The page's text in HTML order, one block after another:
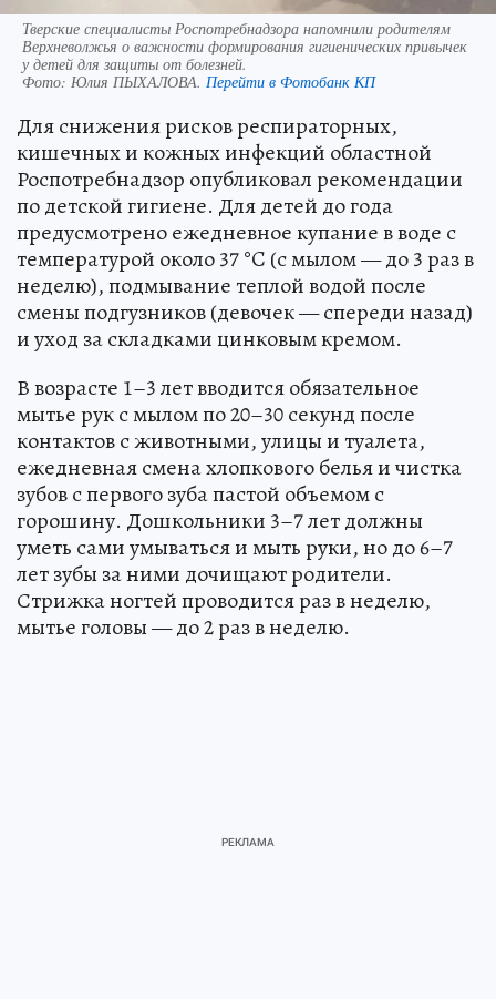
Тверские специалисты Роспотребнадзора напомнили родителям
Верхневолжья о важности формирования гигиенических привычек
у детей для защиты от болезней.
Фото: Юлия ПЫХАЛОВА. Перейти в Фотобанк КП
Для снижения рисков респираторных,
кишечных и кожных инфекций областной
Роспотребнадзор опубликовал рекомендации
по детской гигиене. Для детей до года
предусмотрено ежедневное купание в воде с
температурой около 37 °C (с мылом — до 3 раз в
неделю), подмывание теплой водой после
смены подгузников (девочек — спереди назад)
и уход за складками цинковым кремом.
В возрасте 1–3 лет вводится обязательное
мытье рук с мылом по 20–30 секунд после
контактов с животными, улицы и туалета,
ежедневная смена хлопкового белья и чистка
зубов с первого зуба пастой объемом с
горошину. Дошкольники 3–7 лет должны
уметь сами умываться и мыть руки, но до 6–7
лет зубы за ними дочищают родители.
Стрижка ногтей проводится раз в неделю,
мытье головы — до 2 раз в неделю.